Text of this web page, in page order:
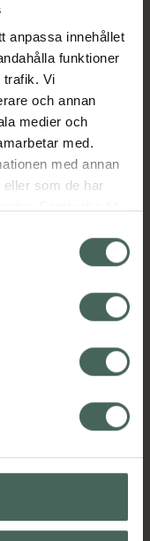
anpassa innehållet
funktioner
trafik. Vi
och annan
medier och
med.
med annan
som de har
påverkar inte
återkallelsen.
Visa
oss från Skåne i
vårt uppdrag att
att prata